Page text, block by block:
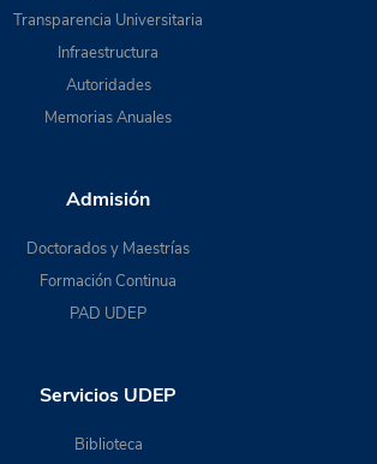
Transparencia Universitaria
Infraestructura
Autoridades
Memorias Anuales
Admisión
Doctorados y Maestrías
Formación Continua
PAD UDEP
Servicios UDEP
Biblioteca